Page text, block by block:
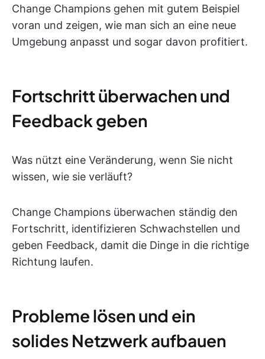
Change Champions gehen mit gutem Beispiel
voran und zeigen, wie man sich an eine neue
Umgebung anpasst und sogar davon profitiert.
Fortschritt überwachen und
Feedback geben
Was nützt eine Veränderung, wenn Sie nicht
wissen, wie sie verläuft?
Change Champions überwachen ständig den
Fortschritt, identifizieren Schwachstellen und
geben Feedback, damit die Dinge in die richtige
Richtung laufen.
Probleme lösen und ein
solides Netzwerk aufbauen